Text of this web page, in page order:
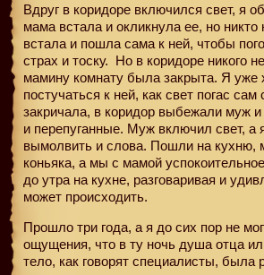
Вдруг в коридоре включился свет, я
мама встала и окликнула ее, но никто
встала и пошла сама к ней, чтобы
страх и тоску. Но в коридоре никого
мамину комнату была закрыта. Я уже
постучаться к ней, как свет погас
закричала, в коридор выбежали муж
и перепуганные. Муж включил свет, а
вымолвить и слова. Пошли на кухню,
коньяка, а мы с мамой
до утра на кухне, разговаривая и
может происходить.
Прошло три года, а я до сих пор не
ощущения, что в ту ночь душа отца
тело, как говорят специалисты,